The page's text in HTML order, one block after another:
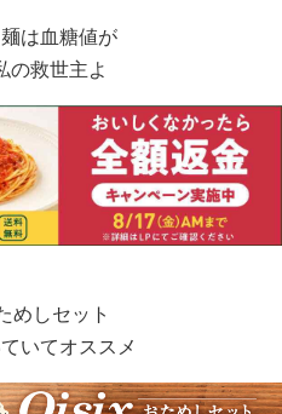
は血糖値が
の救世主よ
めしセット
いてオススメ